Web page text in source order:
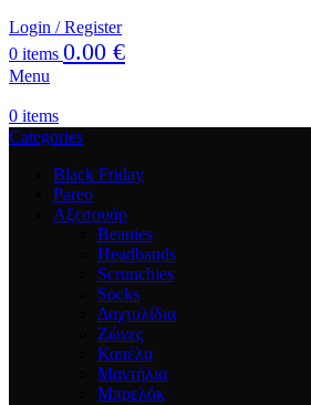
Login / Register
0 items 0.00 €
Menu
0 items
Categories
Black Friday
Pareo
Αξεσουάρ
Beanies
Headbands
Scrunchies
Socks
Δαχτυλίδια
Ζώνες
Καπέλα
Μαντήλια
Μπρελόκ